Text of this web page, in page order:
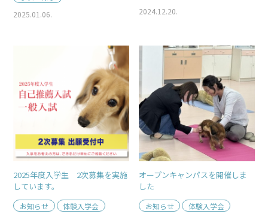
2025.01.06.
2024.12.20.
2025年度入学生 2次募集を実施
しています。
お知らせ
体験入学会
オープンキャンパスを開催しま
した
お知らせ
体験入学会